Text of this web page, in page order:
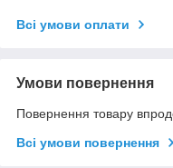
Всі умови оплати
Умови повернення
Повернення товару
Всі умови повернення